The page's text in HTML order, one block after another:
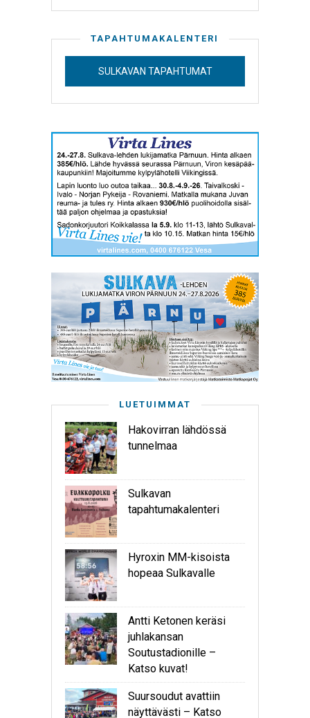
TAPAHTUMAKALENTERI
SULKAVAN TAPAHTUMAT
LUETUIMMAT
Hakovirran lähdössä
tunnelmaa
Sulkavan
tapahtumakalenteri
Hyroxin MM-kisoista
hopeaa Sulkavalle
Antti Ketonen keräsi
juhlakansan
Soutustadionille –
Katso kuvat!
Suursoudut avattiin
näyttävästi – Katso